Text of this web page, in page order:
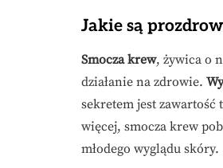
Jakie są
Smocza krew, żywica o
działanie na zdrowie.
sekretem jest
więcej, smocza krew
młodego wyglądu skóry.